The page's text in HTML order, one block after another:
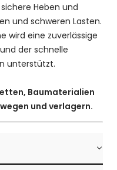
Heben und
und schweren Lasten.
wird eine zuverlässige
der schnelle
unterstützt.
Baumaterialien
und verlagern.